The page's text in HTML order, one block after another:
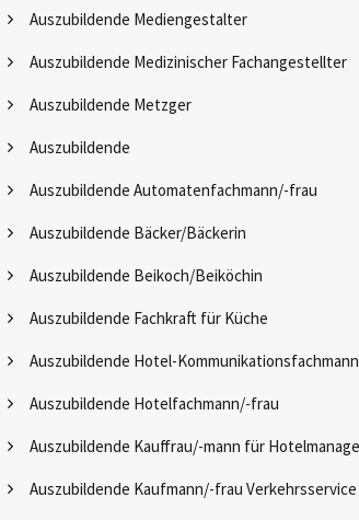
Auszubildende Mediengestalter
Auszubildende Medizinischer Fachangestellter
Auszubildende Metzger
Auszubildende
Auszubildende Automatenfachmann/-frau
Auszubildende Bäcker/Bäckerin
Auszubildende Beikoch/Beiköchin
Auszubildende Fachkraft für Küche
Auszubildende Hotel-
Auszubildende Hotelfachmann/-frau
Auszubildende Kauffrau/-mann für
Auszubildende Kaufmann/-frau Verkehrsservice